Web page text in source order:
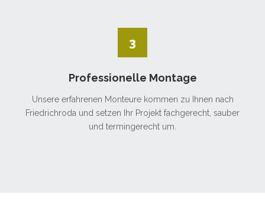
3
Professionelle Montage
Unsere erfahrenen Monteure kommen zu Ihnen nach
Friedrichroda und setzen Ihr Projekt fachgerecht, sauber
und termingerecht um.